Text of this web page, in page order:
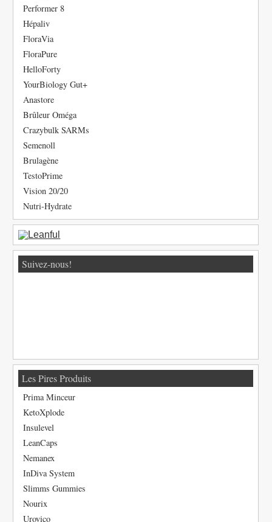
Performer 8
Hépaliv
FloraVia
FloraPure
HelloForty
YourBiology Gut+
Anastore
Brûleur Oméga
Crazybulk SARMs
Semenoll
Brulagène
TestoPrime
Vision 20/20
Nutri-Hydrate
Suivez-nous!
Les Pires Produits
Prima Minceur
KetoXplode
Insulevel
LeanCaps
Nemanex
InDiva System
Slimms Gummies
Nourix
Urovico